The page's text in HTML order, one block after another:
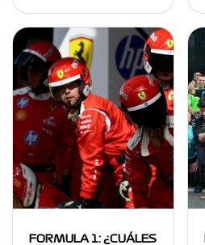
FORMULA 1: ¿CUÁLES